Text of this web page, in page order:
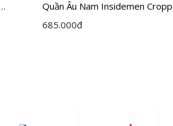
Quần Âu Nam Insidemen
ITR0370Z
685.000đ